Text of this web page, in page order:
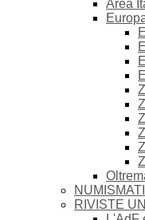
Area
RIVISTE